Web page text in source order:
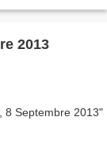
2013